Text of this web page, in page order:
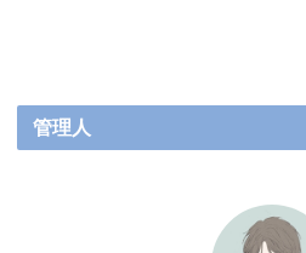
管理人